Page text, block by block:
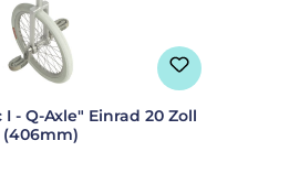
I - Q-Axle" Einrad 20 Zoll
(406mm)